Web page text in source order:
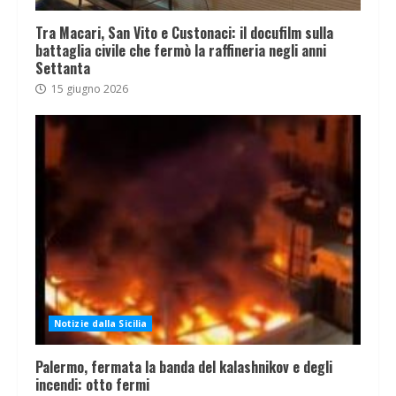
Tra Macari, San Vito e Custonaci: il docufilm sulla
battaglia civile che fermò la raffineria negli anni
Settanta
15 giugno 2026
Notizie dalla Sicilia
Palermo, fermata la banda del kalashnikov e degli
incendi: otto fermi